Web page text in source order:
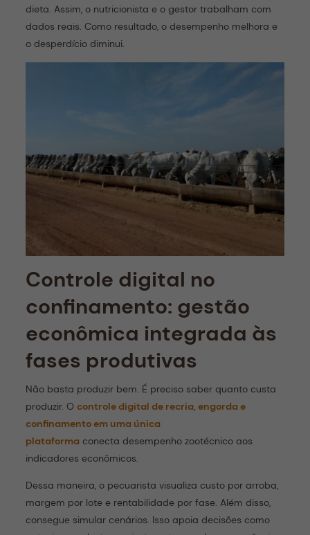
dieta. Assim, o nutricionista e o gestor trabalham com
dados reais. Como resultado, o desempenho melhora e
o desperdício diminui.
Controle digital no
confinamento: gestão
econômica integrada às
fases produtivas
Não basta produzir bem. É preciso saber quanto custa
produzir. Ocontrole digital de recria, engorda e
confinamento em uma única
plataforma conecta desempenho zootécnico aos
indicadores econômicos.
Dessa maneira, o pecuarista visualiza custo por arroba,
margem por lote e rentabilidade por fase. Além disso,
consegue simular cenários. Isso apoia decisões como